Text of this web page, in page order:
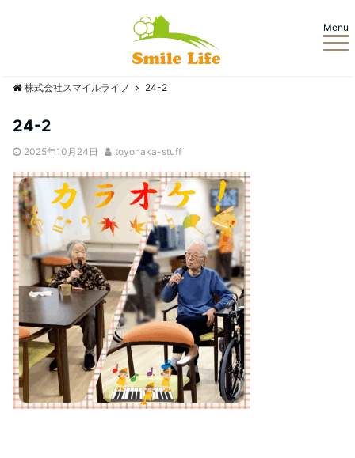
Menu
株式会社スマイルライフ 24-2
24-2
2025年10月24日 toyonaka-stuff